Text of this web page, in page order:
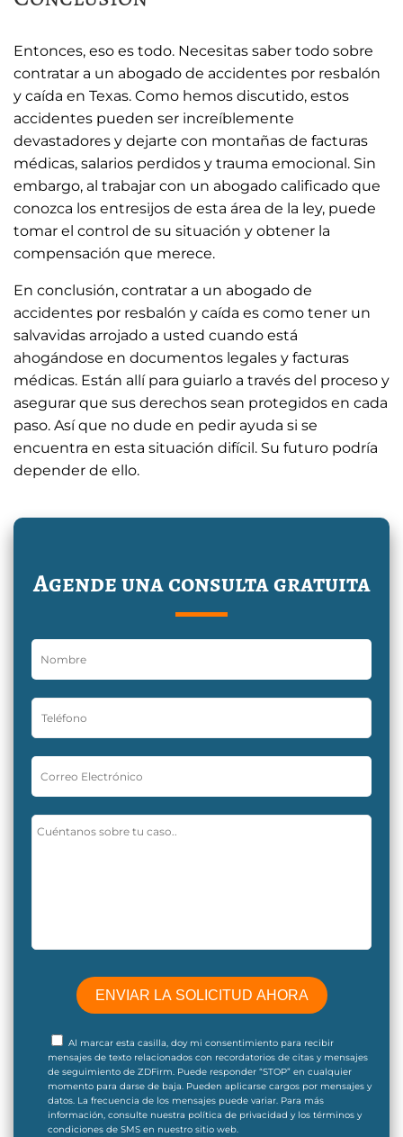
Entonces, eso es todo. Necesitas saber todo sobre
contratar a un abogado de accidentes por resbalón
y caída en Texas. Como hemos discutido, estos
accidentes pueden ser increíblemente
devastadores y dejarte con montañas de facturas
médicas, salarios perdidos y trauma emocional. Sin
embargo, al trabajar con un abogado calificado que
conozca los entresijos de esta área de la ley, puede
tomar el control de su situación y obtener la
compensación que merece.
En conclusión, contratar a un abogado de
accidentes por resbalón y caída es como tener un
salvavidas arrojado a usted cuando está
ahogándose en documentos legales y facturas
médicas. Están allí para guiarlo a través del proceso y
asegurar que sus derechos sean protegidos en cada
paso. Así que no dude en pedir ayuda si se
encuentra en esta situación difícil. Su futuro podría
depender de ello.
Agende una consulta gratuita
Al marcar esta casilla, doy mi consentimiento para recibir
mensajes de texto relacionados con recordatorios de citas y mensajes
de seguimiento de ZDFirm. Puede responder “STOP” en cualquier
momento para darse de baja. Pueden aplicarse cargos por mensajes y
datos. La frecuencia de los mensajes puede variar. Para más
información, consulte nuestra política de privacidad y los términos y
condiciones de SMS en nuestro sitio web.